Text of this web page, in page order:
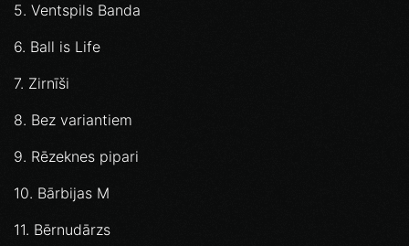
5. Ventspils Banda
6. Ball is Life
7. Zirnīši
8. Bez variantiem
9. Rēzeknes pipari
10. Bārbijas M
11. Bērnudārzs